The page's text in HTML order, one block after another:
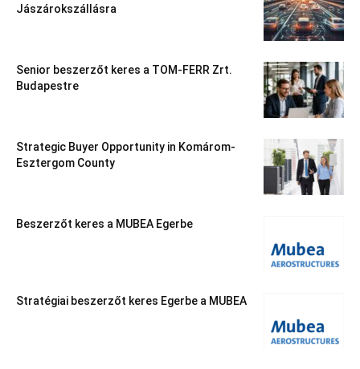
Jászárokszállásra
Senior beszerzőt keres a TOM-FERR Zrt.
Budapestre
Strategic Buyer Opportunity in Komárom-
Esztergom County
Beszerzőt keres a MUBEA Egerbe
Stratégiai beszerzőt keres Egerbe a MUBEA